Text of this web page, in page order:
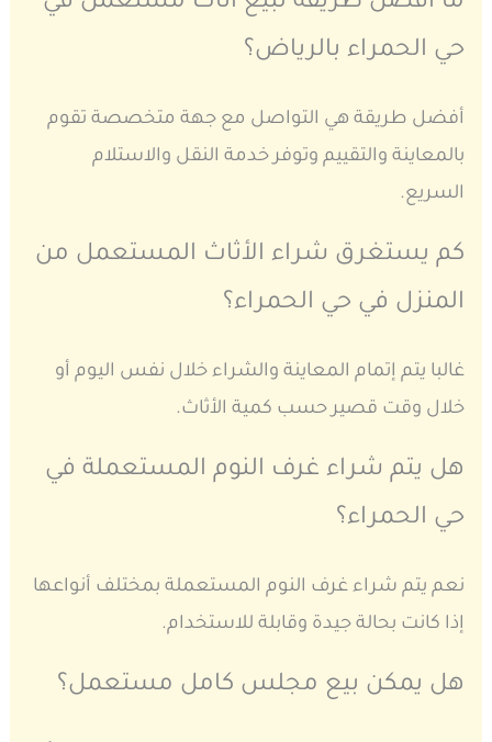
حي الحمراء بالرياض؟
أفضل طريقة هي التواصل مع جهة متخصصة تقوم
بالمعاينة والتقييم وتوفر خدمة النقل والاستلام
السريع.
كم يستغرق شراء الأثاث المستعمل من
المنزل في حي الحمراء؟
غالبا يتم إتمام المعاينة والشراء خلال نفس اليوم أو
خلال وقت قصير حسب كمية الأثاث.
هل يتم شراء غرف النوم المستعملة في
حي الحمراء؟
نعم يتم شراء غرف النوم المستعملة بمختلف أنواعها
إذا كانت بحالة جيدة وقابلة للاستخدام.
هل يمكن بيع مجلس كامل مستعمل؟